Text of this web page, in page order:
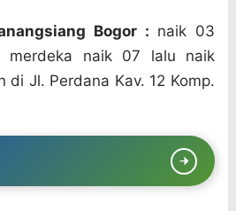
Bogor : naik 03
merdeka naik 07 lalu naik
di Jl. Perdana Kav. 12 Komp.